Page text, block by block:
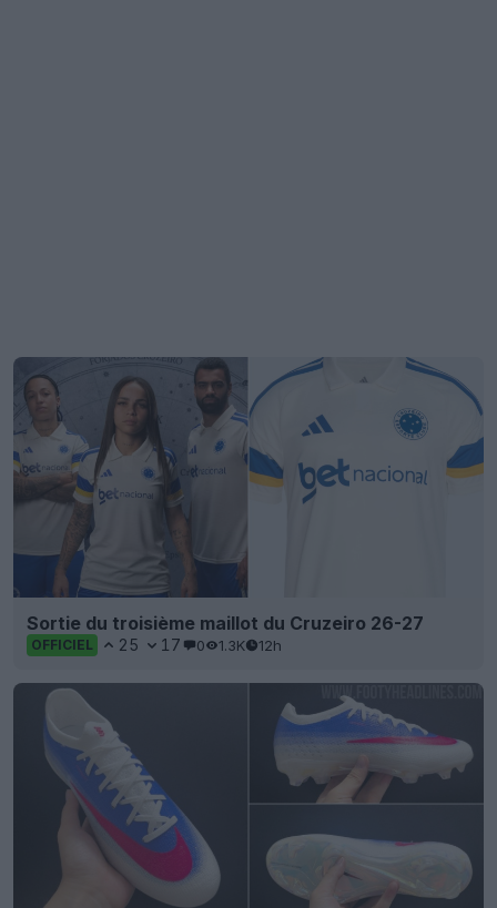
Sortie du troisième maillot du Cruzeiro 26-27
OFFICIEL 25 17 0 1.3K 12h